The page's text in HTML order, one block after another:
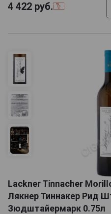
4 422 руб.
Lackner Tinnacher
Лякнер Тиннакер Рид
Зюдштайермарк 0.75л